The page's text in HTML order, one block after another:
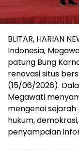
BLITAR, HARIAN
Indonesia,
patung Bung
renovasi situs
(15/06/2026).
Megawati
mengenai
hukum,
penyampaian